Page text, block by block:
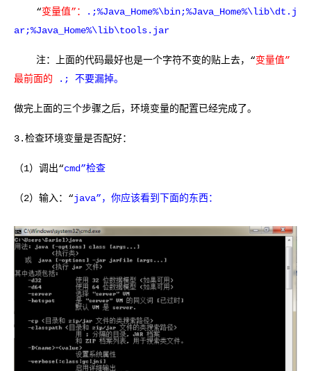
“变量值”：
.;%Java_Home%\bin;%Java_Home%\lib\dt.j
ar;%Java_Home%\lib\tools.jar
注：上面的代码最好也是一个字符不变的贴上去，“变量值”
最前面的
.; 不要漏掉。
做完上面的三个步骤之后，环境变量的配置已经完成了。
3.检查环境变量是否配好：
（1）调出“cmd”检查
（2）输入：“java”，你应该看到下面的东西：